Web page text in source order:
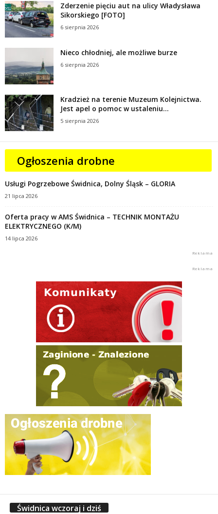
Zderzenie pięciu aut na ulicy Władysława
Sikorskiego [FOTO]
6 sierpnia 2026
Nieco chłodniej, ale możliwe burze
6 sierpnia 2026
Kradzież na terenie Muzeum Kolejnictwa.
Jest apel o pomoc w ustaleniu...
5 sierpnia 2026
Ogłoszenia drobne
Usługi Pogrzebowe Świdnica, Dolny Śląsk – GLORIA
21 lipca 2026
Oferta pracy w AMS Świdnica – TECHNIK MONTAŻU
ELEKTRYCZNEGO (K/M)
14 lipca 2026
Świdnica wczoraj i dziś